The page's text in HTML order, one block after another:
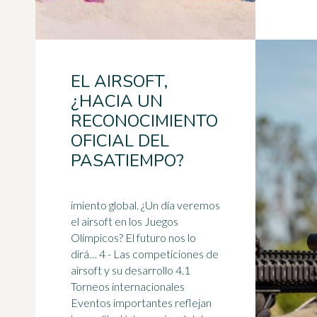
EL AIRSOFT,
¿HACIA UN
RECONOCIMIENTO
OFICIAL DEL
PASATIEMPO?
imiento global. ¿Un día veremos
el airsoft en los Juegos
Olímpicos? El futuro nos lo
dirá… 4 - Las competiciones de
airsoft y su desarrollo 4.1
Torneos internacionales
Eventos importantes reflejan